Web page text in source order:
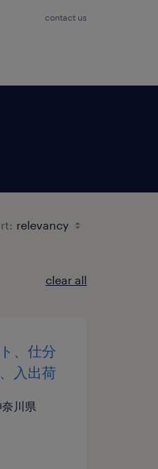
contact us
clear all
、仕分
入出荷
奈川県